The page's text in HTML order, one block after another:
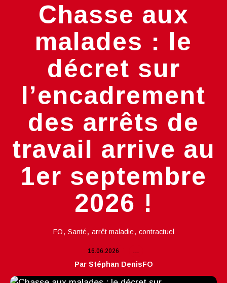
Chasse aux
malades : le
décret sur
l’encadrement
des arrêts de
travail arrive au
1er septembre
2026 !
FO, Santé, arrêt maladie, contractuel
16.06.2026 …
Par Stéphan DenisFO